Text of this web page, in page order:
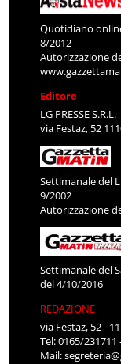
Quotidiano
8/2012
Autorizzazione
Editore
LG PRESSE S.R.L.
via Festaz, 52
Settimanale del
9/2002
Autorizzazione
Settimanale del
del 4/10/2016
REDAZIONE
via Festaz, 52 -
Tel: 0165/231711
Mail: